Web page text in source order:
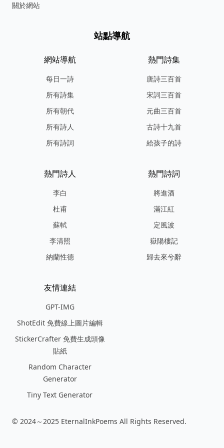
關於網站
站點導航
網站導航
每日一詩
所有詩集
所有朝代
所有詩人
所有詩詞
熱門詩集
唐詩三百首
宋詞三百首
元曲三百首
古詩十九首
給孩子的詩
熱門詩人
李白
杜甫
蘇軾
李清照
納蘭性德
熱門詩詞
將進酒
滿江紅
定風波
嶽陽樓記
歸去來兮辭
友情連結
GPT-IMG
ShotEdit 免費線上圖片編輯
StickerCrafter 免費生成頭像
貼紙
Random Character
Generator
Tiny Text Generator
© 2024～2025 EternalInkPoems All Rights Reserved.